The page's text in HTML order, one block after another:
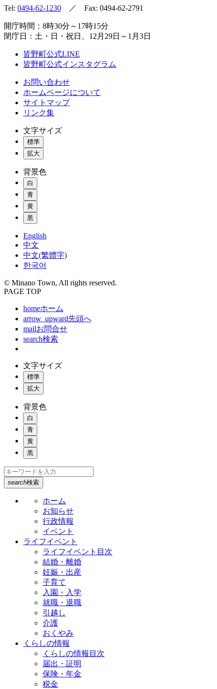
Tel: 0494-62-1230 ／ Fax: 0494-62-2791
開庁時間：8時30分～17時15分
閉庁日：土・日・祝日、12月29日～1月3日
皆野町公式LINE
皆野町公式インスタグラム
お問い合わせ
ホームページについて
サイトマップ
リンク集
文字サイズ
標準
拡大
背景色
白
青
黄
黒
English
中文
中文(繁體字)
한국어
© Minano Town, All rights reserved.
PAGE TOP
homeホーム
arrow_upward先頭へ
mailお問合せ
search検索
文字サイズ
標準
拡大
背景色
白
青
黄
黒
search検索
ホーム
お知らせ
行政情報
イベント
ライフイベント
ライフイベント目次
結婚・離婚
妊娠・出産
子育て
入園・入学
就職・退職
引越し
介護
おくやみ
くらしの情報
くらしの情報目次
届出・証明
保険・年金
税金